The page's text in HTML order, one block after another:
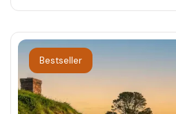
dieser historischen Festung
atemberaubende Ausblicke,
Verbindung zu den Wurzeln des
gelegen, lädt die eindrucksvolle
Reisende ein, in die
Umgeben von malerischen
Bestseller